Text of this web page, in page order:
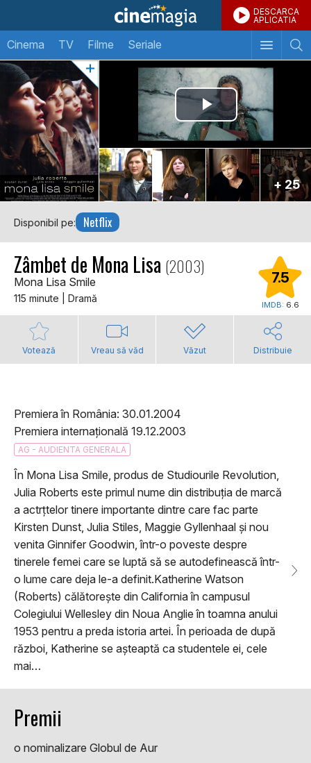
DESCARCA
APLICATIA
Cinema TV Filme Seriale
+ 25
Disponibil pe: Netflix
Zâmbet de Mona Lisa (2003)
Mona Lisa Smile
115 minute | Dramă
7.5
IMDB: 6.6
Votează Vreau să văd Văzut Distribuie
Premiera în România: 30.01.2004
Premiera internațională 19.12.2003
AG - AUDIENTA GENERALA
În Mona Lisa Smile, produs de Studiourile Revolution,
Julia Roberts este primul nume din distribuția de marcă
a actrțtelor tinere importante dintre care fac parte
Kirsten Dunst, Julia Stiles, Maggie Gyllenhaal și nou
venita Ginnifer Goodwin, într-o poveste despre
tinerele femei care se luptă să se autodefinească într-
o lume care deja le-a definit.Katherine Watson
(Roberts) călătorește din California în campusul
Colegiului Wellesley din Noua Anglie în toamna anului
1953 pentru a preda istoria artei. În perioada de după
război, Katherine se așteaptă ca studentele ei, cele
mai…
Premii
o nominalizare Globul de Aur